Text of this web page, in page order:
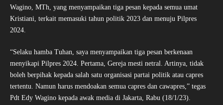
Wagino, MTh, yang menyampaikan tiga pesan kepada semua umat
Kristiani, terkait memasuki tahun politik 2023 dan menuju Pilpres
2024.
“Selaku hamba Tuhan, saya menyampaikan tiga pesan berkenaan
menyikapi Pilpres 2024. Pertama, Gereja mesti netral. Artinya, tidak
boleh berpihak kepada salah satu organisasi partai politik atau capres
tertentu. Namun harus mendoakan semua capres dan cawapres,” tegas
Pdt Edy Wagino kepada awak media di Jakarta, Rabu (18/1/23).